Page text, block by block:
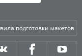
подготовки макетов